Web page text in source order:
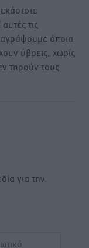
τις
όποια
ύβρεις, χωρίς
τηρούν τους
για την